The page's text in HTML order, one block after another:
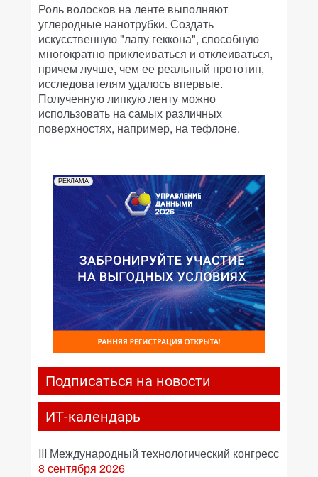
Роль волосков на ленте выполняют
углеродные нанотрубки. Создать
искусственную "лапу геккона", способную
многократно приклеиваться и отклеиваться,
причем лучше, чем ее реальный прототип,
исследователям удалось впервые.
Полученную липкую ленту можно
использовать на самых различных
поверхностях, например, на тефлоне.
РЕКЛАМА
Подписаться на новости
ИТ-календарь
III Международный технологический конгресс
8 сентября 2026